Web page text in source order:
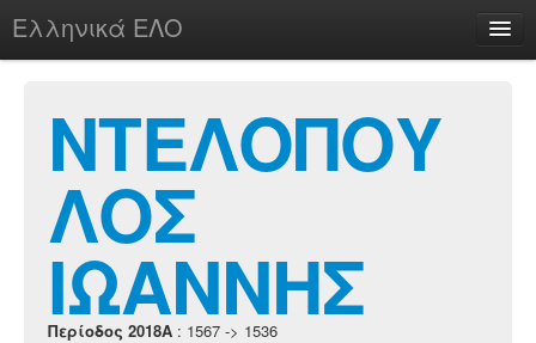
Ελληνικά ΕΛΟ
chesstu.be @ discord
Login
ΝΤΕΛΟΠΟΥ
ΛΟΣ
ΙΩΑΝΝΗΣ
Περίοδος 2018A : 1567 -> 1536